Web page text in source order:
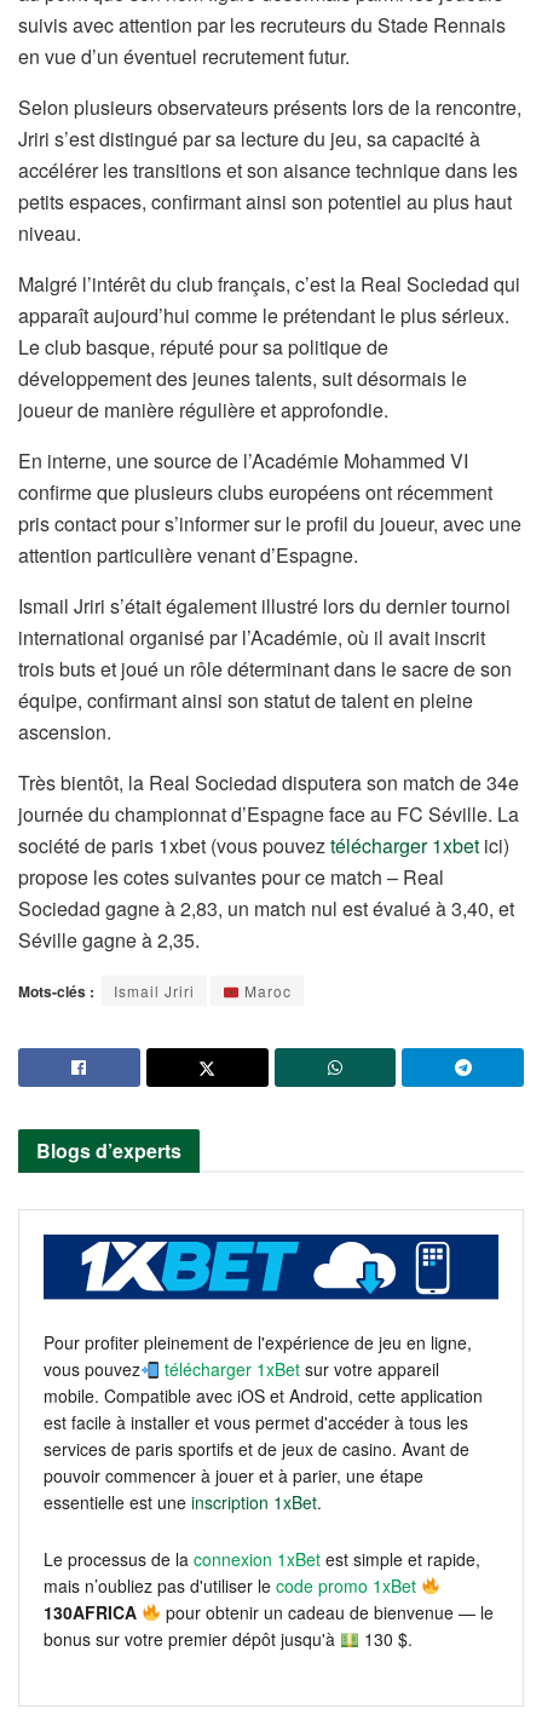
suivis avec attention par les recruteurs du Stade Rennais
en vue d’un éventuel recrutement futur.
Selon plusieurs observateurs présents lors de la rencontre,
Jriri s’est distingué par sa lecture du jeu, sa capacité à
accélérer les transitions et son aisance technique dans les
petits espaces, confirmant ainsi son potentiel au plus haut
niveau.
Malgré l’intérêt du club français, c’est la Real Sociedad qui
apparaît aujourd’hui comme le prétendant le plus sérieux.
Le club basque, réputé pour sa politique de
développement des jeunes talents, suit désormais le
joueur de manière régulière et approfondie.
En interne, une source de l’Académie Mohammed VI
confirme que plusieurs clubs européens ont récemment
pris contact pour s’informer sur le profil du joueur, avec une
attention particulière venant d’Espagne.
Ismail Jriri s’était également illustré lors du dernier tournoi
international organisé par l’Académie, où il avait inscrit
trois buts et joué un rôle déterminant dans le sacre de son
équipe, confirmant ainsi son statut de talent en pleine
ascension.
Très bientôt, la Real Sociedad disputera son match de 34e
journée du championnat d’Espagne face au FC Séville. La
société de paris 1xbet (vous pouveztélécharger 1xbet ici)
propose les cotes suivantes pour ce match – Real
Sociedad gagne à 2,83, un match nul est évalué à 3,40, et
Séville gagne à 2,35.
Mots-clés : Ismail Jriri Maroc
Blogs d’experts
Pour profiter pleinement de l'expérience de jeu en ligne,
vous pouvez
télécharger 1xBet sur votre appareil
mobile. Compatible avec iOS et Android, cette application
est facile à installer et vous permet d'accéder à tous les
services de paris sportifs et de jeux de casino. Avant de
pouvoir commencer à jouer et à parier, une étape
essentielle est une inscription 1xBet.
Le processus de la connexion 1xBet est simple et rapide,
mais n’oubliez pas d'utiliser le code promo 1xBet
130AFRICA
pour obtenir un cadeau de bienvenue — le
bonus sur votre premier dépôt jusqu'à
130 $.